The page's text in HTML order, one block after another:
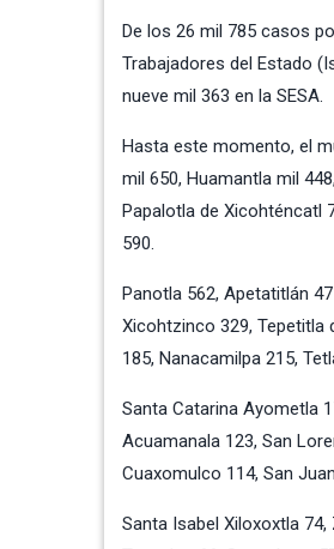
De los 26 mil 785 casos
Trabajadores del Estado
nueve mil 363 en la SESA.
Hasta este momento, el
mil 650, Huamantla mil
Papalotla de Xicohténcatl
590.
Panotla 562, Apetatitlán
Xicohtzinco 329, Tepetitla
185, Nanacamilpa 215,
Santa Catarina Ayometla
Acuamanala 123, San
Cuaxomulco 114, San
Santa Isabel Xiloxoxtla